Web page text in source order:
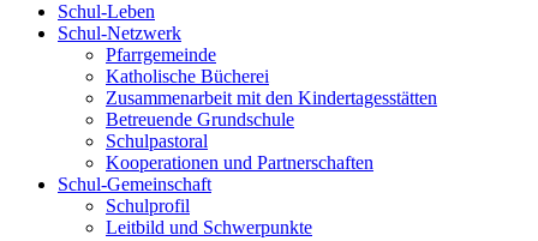
Schul-Leben
Schul-Netzwerk
Pfarrgemeinde
Katholische Bücherei
Zusammenarbeit mit den Kindertagesstätten
Betreuende Grundschule
Schulpastoral
Kooperationen und Partnerschaften
Schul-Gemeinschaft
Schulprofil
Leitbild und Schwerpunkte